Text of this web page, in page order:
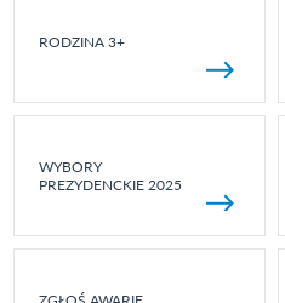
RODZINA 3+
WYBORY
PREZYDENCKIE 2025